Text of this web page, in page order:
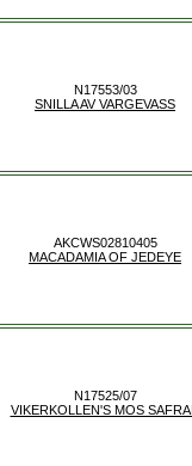
N17553/03
SNILLA AV VARGEVASS
AKCWS02810405
MACADAMIA OF JEDEYE
N17525/07
VIKERKOLLEN'S MOS